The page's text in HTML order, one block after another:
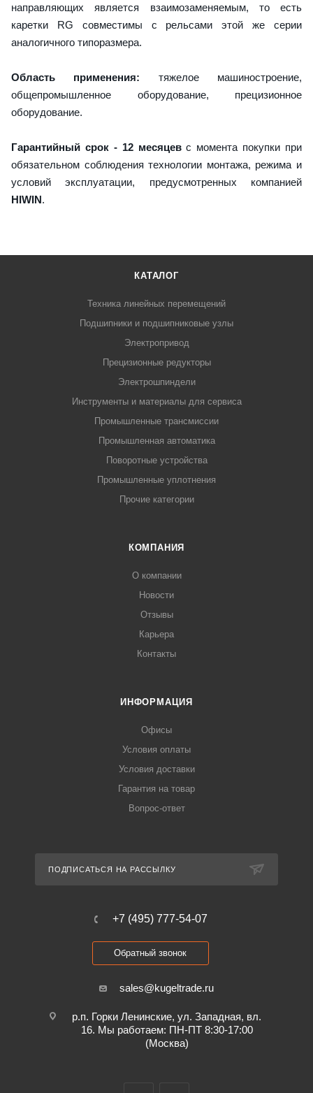
направляющих является взаимозаменяемым, то есть
каретки RG совместимы с рельсами этой же серии
аналогичного типоразмера.
Область применения: тяжелое машиностроение,
общепромышленное оборудование, прецизионное
оборудование.
Гарантийный срок - 12 месяцевс момента покупки при
обязательном соблюдения технологии монтажа, режима и
условий эксплуатации, предусмотренных компанией
HIWIN.
КАТАЛОГ
Техника линейных перемещений
Подшипники и подшипниковые узлы
Электропривод
Прецизионные редукторы
Электрошпиндели
Инструменты и материалы для сервиса
Промышленные трансмиссии
Промышленная автоматика
Поворотные устройства
Промышленные уплотнения
Прочие категории
КОМПАНИЯ
О компании
Новости
Отзывы
Карьера
Контакты
ИНФОРМАЦИЯ
Офисы
Условия оплаты
Условия доставки
Гарантия на товар
Вопрос-ответ
ПОДПИСАТЬСЯ НА РАССЫЛКУ
+7 (495) 777-54-07
Обратный звонок
sales@kugeltrade.ru
р.п. Горки Ленинские, ул. Западная, вл.
16. Мы работаем: ПН-ПТ 8:30-17:00
(Москва)